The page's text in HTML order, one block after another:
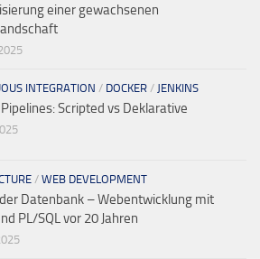
einer gewachsenen
INTEGRATION / DOCKER / JENKINS
Scripted vs Deklarative
/ WEB DEVELOPMENT
Datenbank – Webentwicklung mit
PL/SQL vor 20 Jahren